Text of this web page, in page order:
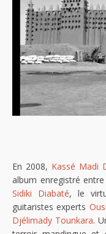
En 2008, Kassé Madi
album enregistré
Sidiki Diabaté, le
guitaristes experts
Djélimady Tounkara.